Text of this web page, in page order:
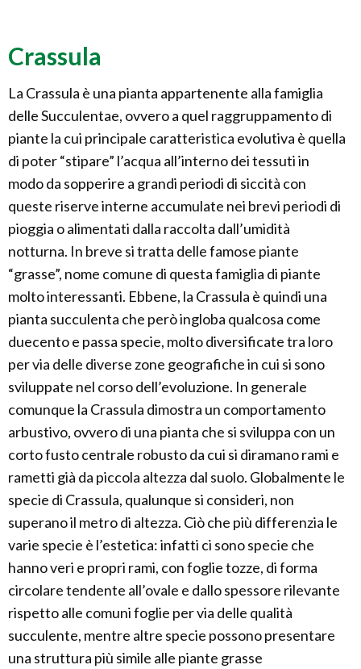
Crassula
La Crassula è una pianta appartenente alla famiglia
delle Succulentae, ovvero a quel raggruppamento di
piante la cui principale caratteristica evolutiva è quella
di poter “stipare” l’acqua all’interno dei tessuti in
modo da sopperire a grandi periodi di siccità con
queste riserve interne accumulate nei brevi periodi di
pioggia o alimentati dalla raccolta dall’umidità
notturna. In breve si tratta delle famose piante
“grasse”, nome comune di questa famiglia di piante
molto interessanti. Ebbene, la Crassula è quindi una
pianta succulenta che però ingloba qualcosa come
duecento e passa specie, molto diversificate tra loro
per via delle diverse zone geografiche in cui si sono
sviluppate nel corso dell’evoluzione. In generale
comunque la Crassula dimostra un comportamento
arbustivo, ovvero di una pianta che si sviluppa con un
corto fusto centrale robusto da cui si diramano rami e
rametti già da piccola altezza dal suolo. Globalmente le
specie di Crassula, qualunque si consideri, non
superano il metro di altezza. Ciò che più differenzia le
varie specie è l’estetica: infatti ci sono specie che
hanno veri e propri rami, con foglie tozze, di forma
circolare tendente all’ovale e dallo spessore rilevante
rispetto alle comuni foglie per via delle qualità
succulente, mentre altre specie possono presentare
una struttura più simile alle piante grasse